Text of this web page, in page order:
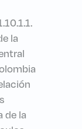
la
de la